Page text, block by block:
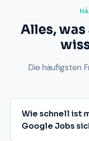
Alles,
Die häufigsten
Wie schnell ist
Google Jobs